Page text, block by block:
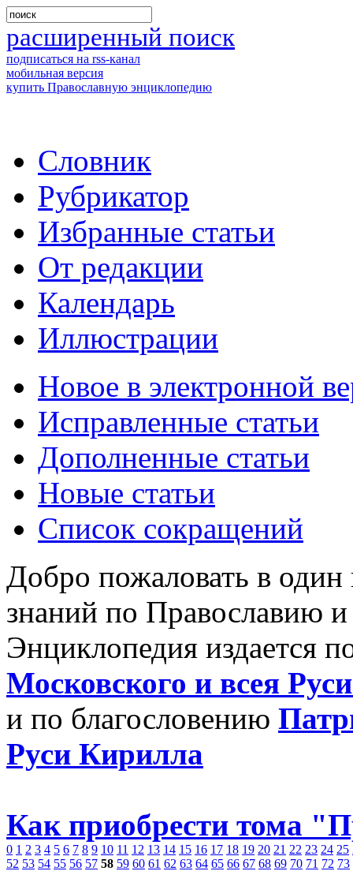
расширенный поиск
подписаться на rss-канал
мобильная версия
купить Православную энциклопедию
Словник
Рубрикатор
Избранные статьи
От редакции
Календарь
Иллюстрации
Новое в электронной
Исправленные статьи
Дополненные статьи
Новые статьи
Список сокращений
Добро пожаловать в
знаний по Православию
Энциклопедия издается
Московского и всея
и по благословению
Руси Кирилла
Как приобрести тома
0 1 2 3 4 5 6 7 8 9 10 11 12 13 14 15 16 17 18 19 20 21 22 23 24 25
52 53 54 55 56 57 58 59 60 61 62 63 64 65 66 67 68 69 70 71 72 73